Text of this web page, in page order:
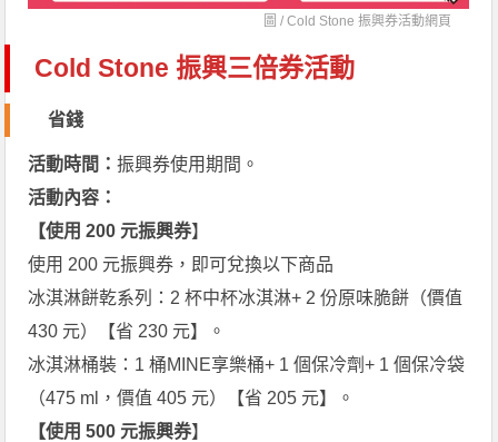
圖 /Cold Stone 振興券活動網頁
Cold Stone 振興三倍券活動
省錢
活動時間：振興券使用期間。
活動內容：
【使用 200 元振興券】
使用 200 元振興券，即可兌換以下商品
冰淇淋餅乾系列：2 杯中杯冰淇淋+ 2 份原味脆餅（價值
430 元）【省 230 元】。
冰淇淋桶裝：1 桶MINE享樂桶+ 1 個保冷劑+ 1 個保冷袋
（475 ml，價值 405 元）【省 205 元】。
【使用 500 元振興券】